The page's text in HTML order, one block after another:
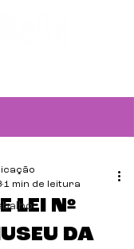
LEI Nº
DA
1 min de leitura